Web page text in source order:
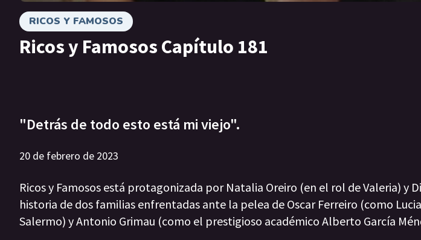
RICOS Y FAMOSOS
Ricos y Famosos Capítulo 181
"Detrás de todo esto está mi viejo".
20 de febrero de 2023
Ricos y Famosos está protagonizada por Natalia Oreiro (en el rol de Valeria) y
historia de dos familias enfrentadas ante la pelea de Oscar Ferreiro (como
Salermo) y Antonio Grimau (como el prestigioso académico Alberto García